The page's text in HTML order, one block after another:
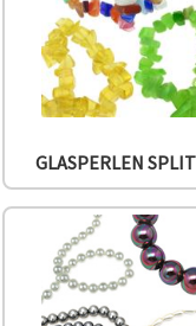
können Sie
jederzeit
ändern
widerrufen.
Impressum
Datenschutzerklärung
Richtlinie
akzeptieren
Cookie-
Einstellungen
GLASPERLEN